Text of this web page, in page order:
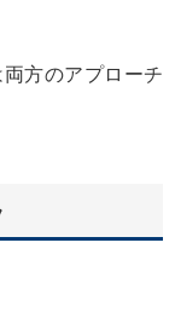
方のアプローチ